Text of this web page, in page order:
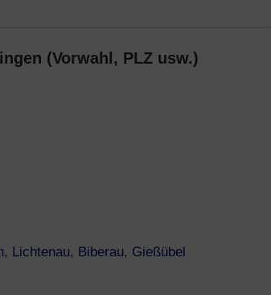
(Vorwahl, PLZ usw.)
, Lichtenau, Biberau, Gießübel